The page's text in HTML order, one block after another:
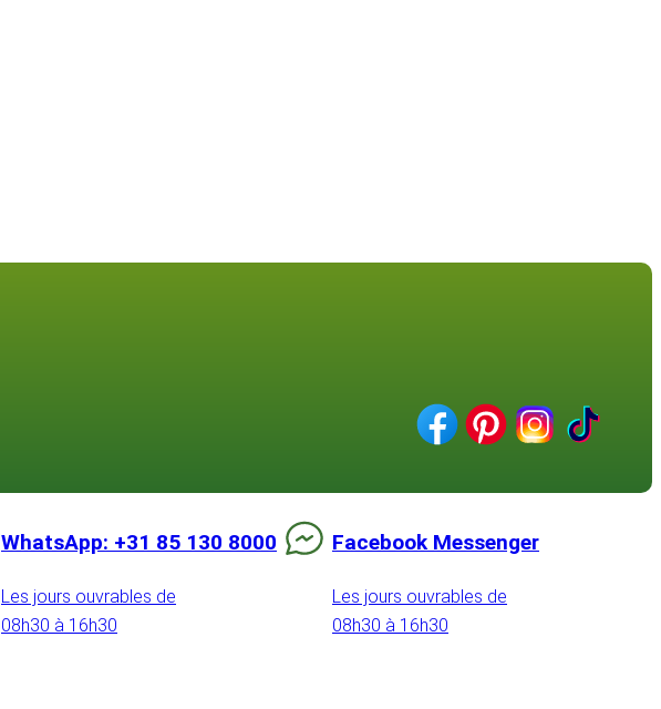
WhatsApp: +31 85 130 8000
Les jours ouvrables de
08h30 à 16h30
Facebook Messenger
Les jours ouvrables de
08h30 à 16h30